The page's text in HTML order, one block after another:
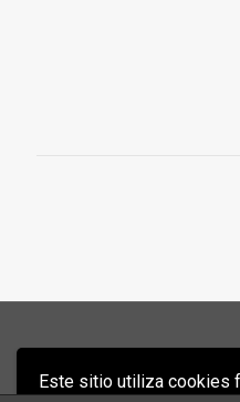
Este sitio utiliza cookies